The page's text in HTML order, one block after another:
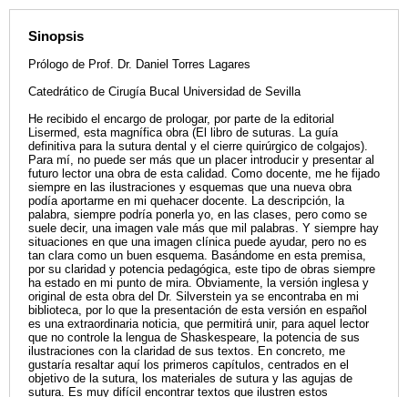
Sinopsis
Prólogo de Prof. Dr. Daniel Torres Lagares
Catedrático de Cirugía Bucal Universidad de Sevilla
He recibido el encargo de prologar, por parte de la editorial
Lisermed, esta magnífica obra (El libro de suturas. La guía
definitiva para la sutura dental y el cierre quirúrgico de colgajos).
Para mí, no puede ser más que un placer introducir y presentar al
futuro lector una obra de esta calidad. Como docente, me he fijado
siempre en las ilustraciones y esquemas que una nueva obra
podía aportarme en mi quehacer docente. La descripción, la
palabra, siempre podría ponerla yo, en las clases, pero como se
suele decir, una imagen vale más que mil palabras. Y siempre hay
situaciones en que una imagen clínica puede ayudar, pero no es
tan clara como un buen esquema. Basándome en esta premisa,
por su claridad y potencia pedagógica, este tipo de obras siempre
ha estado en mi punto de mira. Obviamente, la versión inglesa y
original de esta obra del Dr. Silverstein ya se encontraba en mi
biblioteca, por lo que la presentación de esta versión en español
es una extraordinaria noticia, que permitirá unir, para aquel lector
que no controle la lengua de Shaskespeare, la potencia de sus
ilustraciones con la claridad de sus textos. En concreto, me
gustaría resaltar aquí los primeros capítulos, centrados en el
objetivo de la sutura, los materiales de sutura y las agujas de
sutura. Es muy difícil encontrar textos que ilustren estos